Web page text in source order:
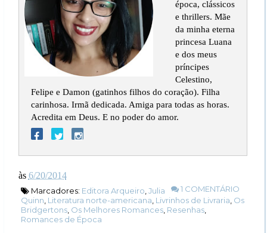
época, clássicos
e thrillers. Mãe
da minha eterna
princesa Luana
e dos meus
príncipes
Celestino,
Felipe e Damon (gatinhos filhos do coração). Filha
carinhosa. Irmã dedicada. Amiga para todas as horas.
Acredita em Deus. E no poder do amor.
às 6/20/2014
1 COMENTÁRIO
Marcadores: Editora Arqueiro Julia
Quinn Literatura norte-americana Livrinhos de Livraria Os
Bridgertons, Os Melhores Romances, Resenhas,
Romances de Época